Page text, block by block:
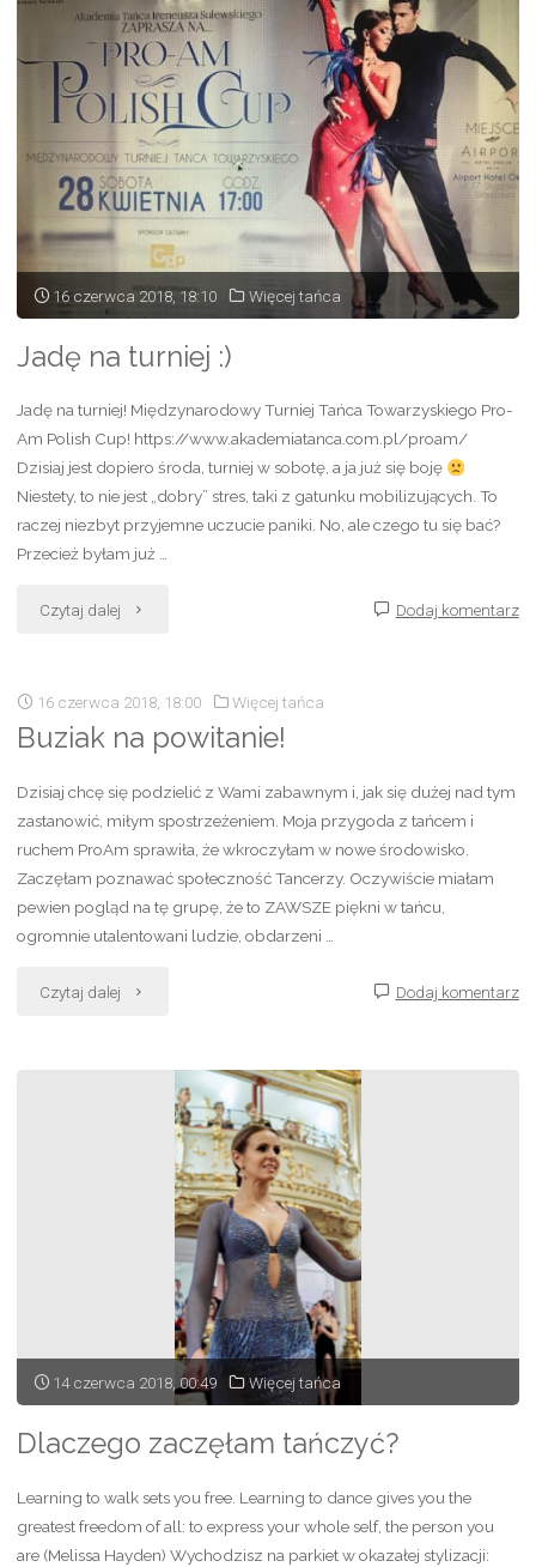
("
16 czerwca 2018, 18:10 Więcej tańca
Jadę na turniej :)
Jadę na turniej! Międzynarodowy Turniej Tańca Towarzyskiego Pro-
Am Polish Cup! https://www.akademiatanca.com.pl/proam/
Dzisiaj jest dopiero środa, turniej w sobotę, a ja już się boję
Niestety, to nie jest „dobry” stres, taki z gatunku mobilizujących. To
raczej niezbyt przyjemne uczucie paniki. No, ale czego tu się bać?
Przecież byłam już …
Czytaj dalej "Jadę
turniej
:)"
Dodaj komentarz
16 czerwca 2018, 18:00 Więcej tańca
Buziak na powitanie!
Dzisiaj chcę się podzielić z Wami zabawnym i, jak się dużej nad tym
zastanowić, miłym spostrzeżeniem. Moja przygoda z tańcem i
ruchem ProAm sprawiła, że wkroczyłam w nowe środowisko.
Zaczęłam poznawać społeczność Tancerzy. Oczywiście miałam
pewien pogląd na tę grupę, że to ZAWSZE piękni w tańcu,
ogromnie utalentowani ludzie, obdarzeni …
Czytaj dalej "Buziak
powitanie!"
Dodaj komentarz
14 czerwca 2018, 00:49 Więcej tańca
Dlaczego zaczęłam tańczyć?
Learning to walk sets you free. Learning to dance gives you the
greatest freedom of all: to express your whole self, the person you
are (Melissa Hayden) Wychodzisz na parkiet w okazałej stylizacji: